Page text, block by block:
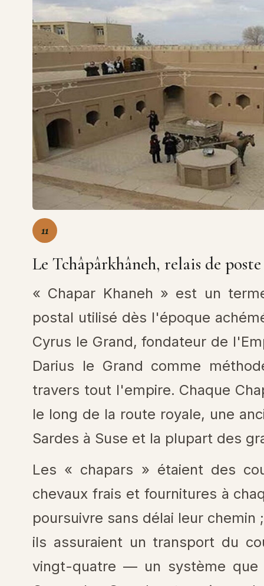
11
Le Tchâpârkhâneh, relais de
« Chapar Khaneh » est un
postal utilisé dès l'époque
Cyrus le Grand, fondateur de
Darius le Grand comme
travers tout l'empire. Chaque
le long de la route royale, une
Sardes à Suse et la plupart des
Les « chapars » étaient des
chevaux frais et fournitures à
poursuivre sans délai leur
ils assuraient un transport du
vingt-quatre — un système que